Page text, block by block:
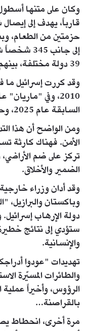
قارباً، يهدف إلى
حزمتين من الطعام،
إلى
39 دولة مختلفة، بينهم 20 تركياً…
وقد كررت إسرائيل ما
السابقة عام 2025، وحولت القانون الدولي إلى ممسحة.
ومن الواضح أن هذا
الأمن. فهناك كارثة
تركز على ضم
الضمير والأخلاق.
وباكستان
دولة الإرهاب
ستؤدي إلى نتائج
والإنسانية.
تهديدات "عودوا
والطائرات المسيّرة
الرؤوس، وأخيراً
بالقراصنة…
مرة أخرى، انحطاط